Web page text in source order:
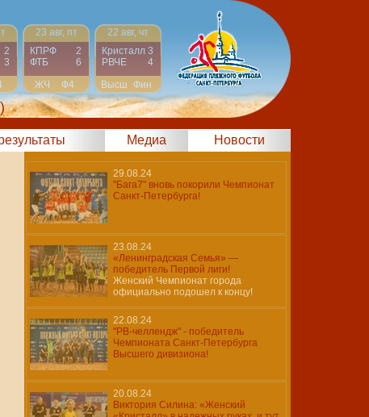
2
3
23 авг, пт
КПРФ
2
ФТБ
6
ЖЧ
Ф4
22 авг, чт
Кристалл 3
РВЧЕ
4
Высш Фин
Медиа Новости
29.08.24
"Бага7" вновь покорили Чемпионат
Санкт-Петербурга!
23.08.24
«Ленинградская Семья» —
победитель Первой лиги!
Женский Чемпионат города
официально подошел к концу!
22.08.24
"РВ-челлендж" - победитель
Чемпионата Санкт-Петербурга
Высшего дивизиона!
20.08.24
Виктория Силина: «Женский